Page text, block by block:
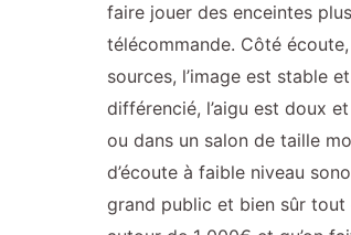
faire jouer des enceintes
télécommande. Côté
sources, l’image est stable
différencié, l’aigu est doux
ou dans un salon de taille
d’écoute à faible niveau
grand public et bien sûr tout